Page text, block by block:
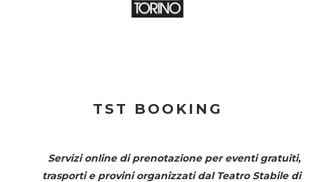
TST BOOKING
Servizi online di prenotazione per eventi gratuiti,
trasporti e provini organizzati dal Teatro Stabile di